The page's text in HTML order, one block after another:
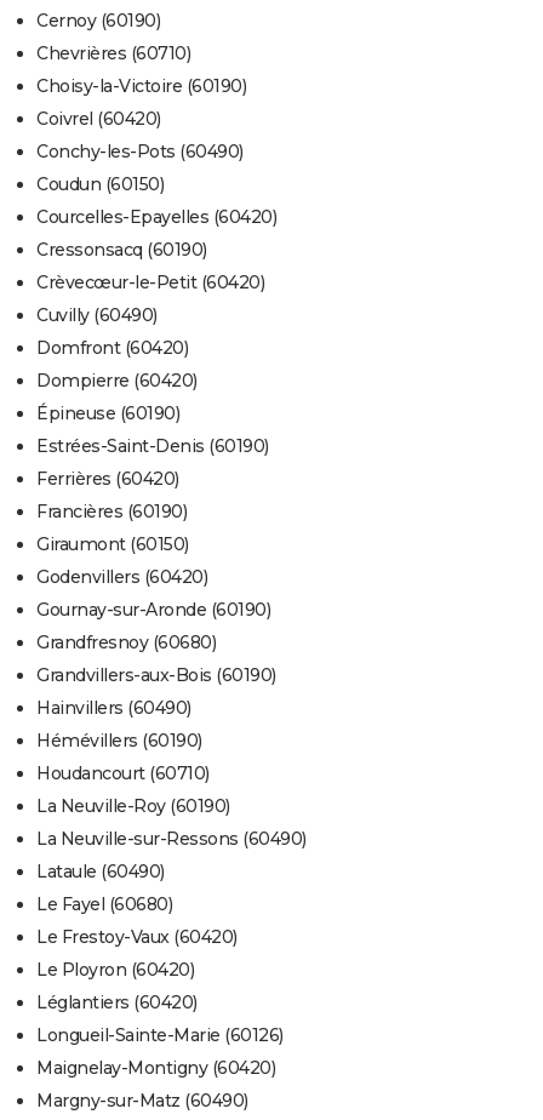
Cernoy (60190)
Chevrières (60710)
Choisy-la-Victoire (60190)
Coivrel (60420)
Conchy-les-Pots (60490)
Coudun (60150)
Courcelles-Epayelles (60420)
Cressonsacq (60190)
Crèvecœur-le-Petit (60420)
Cuvilly (60490)
Domfront (60420)
Dompierre (60420)
Épineuse (60190)
Estrées-Saint-Denis (60190)
Ferrières (60420)
Francières (60190)
Giraumont (60150)
Godenvillers (60420)
Gournay-sur-Aronde (60190)
Grandfresnoy (60680)
Grandvillers-aux-Bois (60190)
Hainvillers (60490)
Hémévillers (60190)
Houdancourt (60710)
La Neuville-Roy (60190)
La Neuville-sur-Ressons (60490)
Lataule (60490)
Le Fayel (60680)
Le Frestoy-Vaux (60420)
Le Ployron (60420)
Léglantiers (60420)
Longueil-Sainte-Marie (60126)
Maignelay-Montigny (60420)
Margny-sur-Matz (60490)